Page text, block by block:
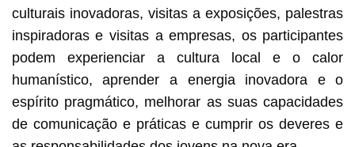
culturais inovadoras, visitas a exposições, palestras
inspiradoras e visitas a empresas, os participantes
podem experienciar a cultura local e o calor
humanístico, aprender a energia inovadora e o
espírito pragmático, melhorar as suas capacidades
de comunicação e práticas e cumprir os deveres e